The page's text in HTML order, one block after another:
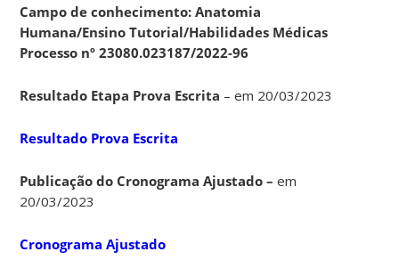
Campo de conhecimento: Anatomia
Humana/Ensino Tutorial/Habilidades Médicas
Processo nº 23080.023187/2022-96
Resultado Etapa Prova Escrita – em 20/03/2023
Resultado Prova Escrita
Publicação do Cronograma Ajustado –em
20/03/2023
Cronograma Ajustado